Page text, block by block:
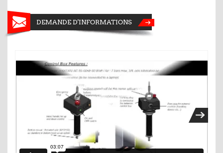
DEMANDE D'INFORMATIONS